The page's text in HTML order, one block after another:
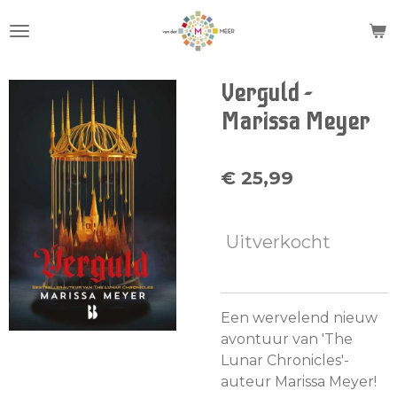
direct
de
hoofdinhoud
Verguld -
Marissa Meyer
€ 25,99
Uitverkocht
Een wervelend nieuw
avontuur van 'The
Lunar Chronicles'-
auteur Marissa Meyer!